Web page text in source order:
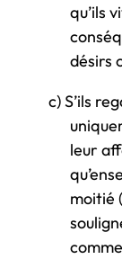
qu’ils
désirs
c)S’ils
leur
moitié